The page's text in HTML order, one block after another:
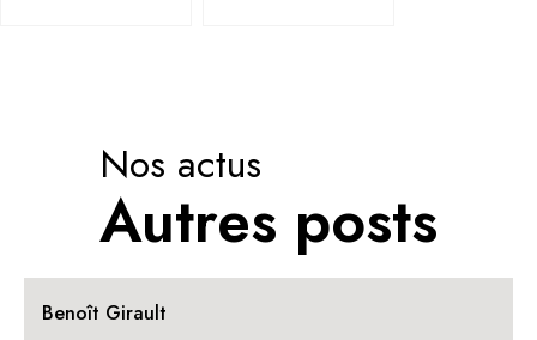
Benoît Girault
Nos actus
Autres posts